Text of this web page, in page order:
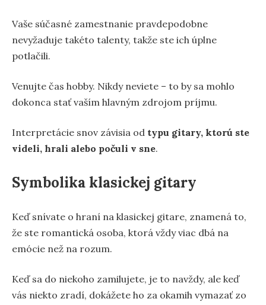
Vaše súčasné zamestnanie pravdepodobne
nevyžaduje takéto talenty, takže ste ich úplne
potlačili.
Venujte čas hobby. Nikdy neviete – to by sa mohlo
dokonca stať vaším hlavným zdrojom príjmu.
Interpretácie snov závisia od typu gitary, ktorú ste
videli, hrali alebo počuli v sne.
Symbolika klasickej gitary
Keď snívate o hraní na klasickej gitare, znamená to,
že ste romantická osoba, ktorá vždy viac dbá na
emócie než na rozum.
Keď sa do niekoho zamilujete, je to navždy, ale keď
vás niekto zradí, dokážete ho za okamih vymazať zo